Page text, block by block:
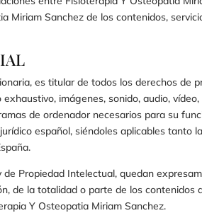
Miriam Sanchez de los contenidos,
es titular de todos los derechos de
imágenes, sonido, audio,
de ordenador necesarios para su
español, siéndoles aplicables tanto
Propiedad Intelectual, quedan
de la totalidad o parte de los
Y Osteopatia Miriam Sanchez.